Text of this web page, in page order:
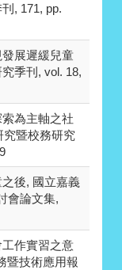
, 171, pp.
展遲緩兒童
季刊, vol. 18,
為主軸之社
究暨校務研究
後, 國立嘉義
會論文集,
作實習之意
暨技術應用報